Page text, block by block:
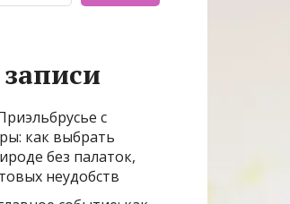
с
как выбрать
без палаток,
неудобств